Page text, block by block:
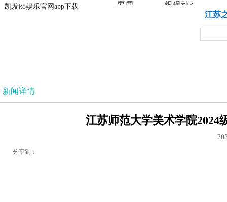
凯发k8娱乐官网app下载
凯发k8娱乐官网app下载
要闻 银保动态
江苏
新闻详情
江苏师范大学美术学院
分享到：